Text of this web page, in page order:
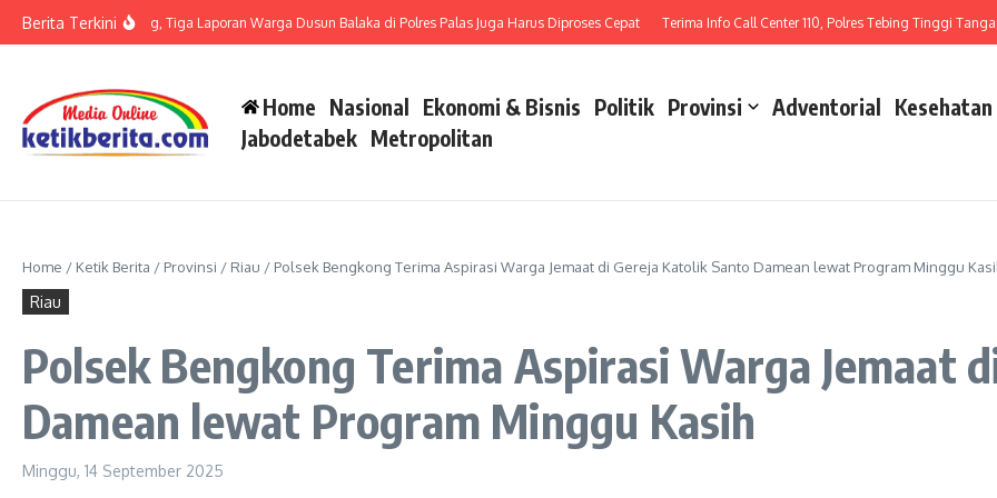
Berita Terkini
di Polsek Barteng, Tiga Laporan Warga Dusun Balaka di Polres Palas Juga Harus Diproses Cepat Terima Info Call Center 110, Polres Tebing Tinggi Tangani
Home Nasional Ekonomi & Bisnis Politik Provinsi Adventorial Kesehatan
Jabodetabek Metropolitan
Home / Ketik Berita / Provinsi / Riau / Polsek Bengkong Terima Aspirasi Warga Jemaat di Gereja Katolik Santo Damean lewat Program Minggu
Riau
Polsek Bengkong Terima Aspirasi Warga Jemaat
Damean lewat Program Minggu Kasih
Minggu, 14 September 2025